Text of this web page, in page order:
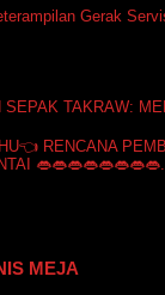
Gerak
TAKRAW:
RENCANA
👄👄👄👄👄👄👄👄...
MEJA